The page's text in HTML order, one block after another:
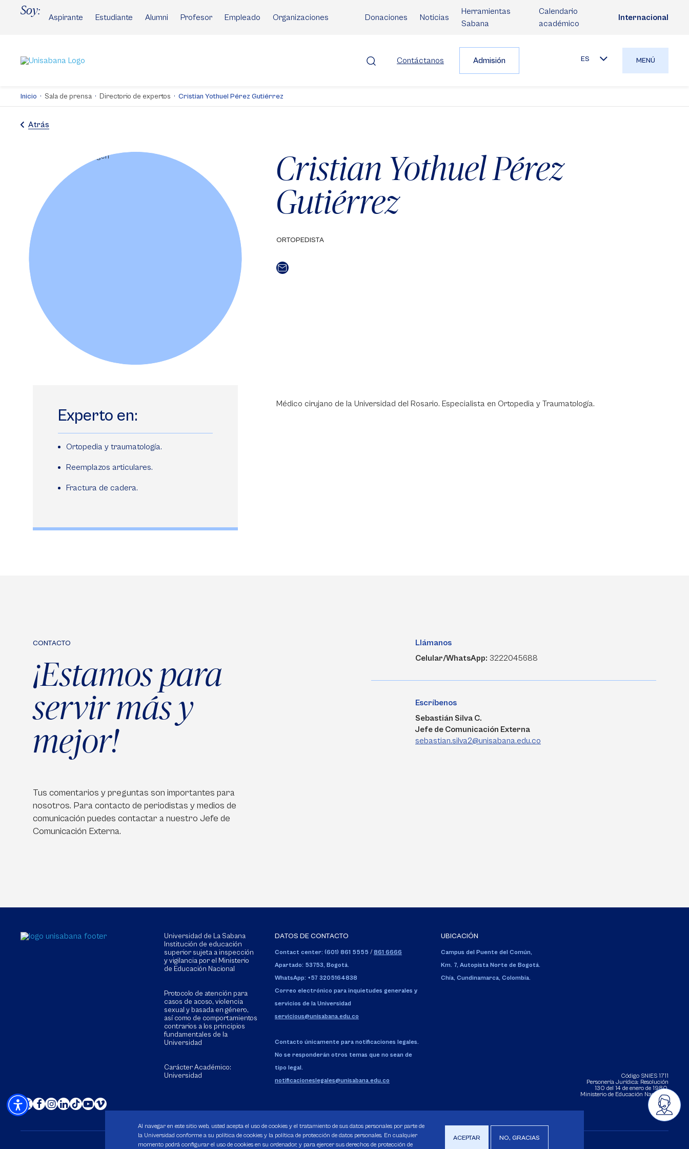
Soy:
Aspirante Estudiante Alumni Profesor Empleado Organizaciones Donaciones Noticias
Herramientas
Sabana
Calendario
académico
Internacional
Contáctanos Admisión ES MENÚ
Inicio Sala de prensa Directorio de expertos Cristian Yothuel Pérez Gutiérrez
Atrás
Cristian Yothuel Pérez
Gutiérrez
ORTOPEDISTA
Experto en:
Ortopedia y traumatología.
Reemplazos articulares.
Fractura de cadera.
Médico cirujano de la Universidad del Rosario. Especialista en Ortopedia y Traumatología.
CONTACTO
¡Estamos para
servir más y
mejor!
Tus comentarios y preguntas son importantes para
nosotros. Para contacto de periodistas y medios de
comunicación puedes contactar a nuestro Jefe de
Comunicación Externa.
Llámanos
Celular/WhatsApp: 3222045688
Escríbenos
Sebastián Silva C.
Jefe de Comunicación Externa
sebastian.silva2@unisabana.edu.co
Universidad de La Sabana
Institución de educación
superior sujeta a inspección
y vigilancia por el Ministerio
de Educación Nacional
Protocolo de atención para
casos de acoso, violencia
sexual y basada en género,
así como de comportamientos
contrarios a los principios
fundamentales de la
Universidad
Carácter Académico:
Universidad
DATOS DE CONTACTO
Contact center: (601) 861 5555 / 861 6666
Apartado: 53753, Bogotá.
WhatsApp: +57 3205164838
Correo electrónico para inquietudes generales y
servicios de la Universidad
servicious@unisabana.edu.co
Contacto únicamente para notificaciones legales.
No se responderán otros temas que no sean de
tipo legal.
notificacioneslegales@unisabana.edu.co
UBICACIÓN
Campus del Puente del Común,
Km. 7, Autopista Norte de Bogotá.
Chía, Cundinamarca, Colombia.
Código SNIES 1711
Personería Jurídica: Resolución
130 del 14 de enero de 1980.
Ministerio de Educación Nacional.
Al navegar en este sitio web, usted acepta el uso de cookies y el tratamiento de sus datos personales por parte de
la Universidad conforme a su política de cookies y la política de protección de datos personales. En cualquier
momento podrá configurar el uso de cookies en su ordenador, y para ejercer sus derechos de protección de
ACEPTAR NO, GRACIAS